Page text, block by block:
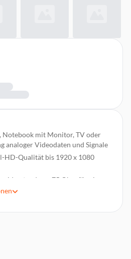
Notebook mit Monitor, TV oder
analoger Videodaten und Signale
HD-Qualität bis 1920 x 1080
von 75 Ohm für eine
durch flexible Materialien